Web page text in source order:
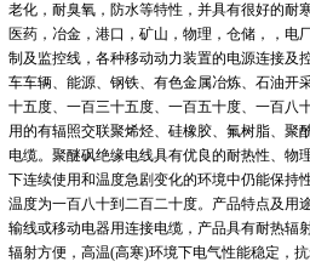
老化，耐臭氧，防水等特性，并具有很好的耐
医药，冶金，港口，矿山，物理，仓储，，电
制及监控线，各种移动动力装置的电源连接及
车车辆、能源、钢铁、有色金属冶炼、石油开
十五度、一百三十五度、一百五十度、一百八
用的有辐照交联聚烯烃、硅橡胶、氟树脂、聚
电缆。聚醚砜绝缘电线具有优良的耐热性、物
下连续使用和温度急剧变化的环境中仍能保持
温度为一百八十到二百二十度。产品特点及用
输线或移动电器用连接电缆，产品具有耐热辐
辐射方便，高温(高寒)环境下电气性能稳定，